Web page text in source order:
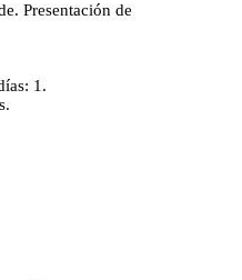
Presentación de
1.